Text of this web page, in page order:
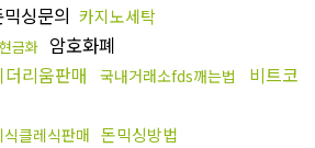
싱문의 카지노세탁
금화 암호화폐
더리움판매 국내거래소fds깨는법
비트코
클레식판매 돈믹싱방법